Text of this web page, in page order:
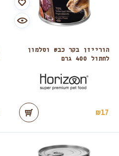
הורייזן בקר כבש וסלמון
לחתול 400 גרם
₪17